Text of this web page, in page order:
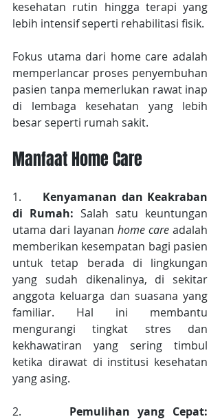
kesehatan rutin hingga terapi yang
lebih intensif seperti rehabilitasi fisik.
Fokus utama dari home care adalah
memperlancar proses penyembuhan
pasien tanpa memerlukan rawat inap
di lembaga kesehatan yang lebih
besar seperti rumah sakit.
Manfaat Home Care
1. Kenyamanan dan Keakraban
di Rumah: Salah satu keuntungan
utama dari layanan home care adalah
memberikan kesempatan bagi pasien
untuk tetap berada di lingkungan
yang sudah dikenalinya, di sekitar
anggota keluarga dan suasana yang
familiar. Hal ini membantu
mengurangi tingkat stres dan
kekhawatiran yang sering timbul
ketika dirawat di institusi kesehatan
yang asing.
2.